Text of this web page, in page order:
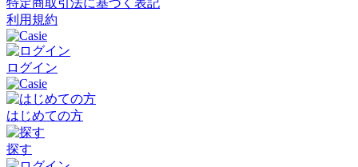
特定商取引法に基づく表記
利用規約
ログイン
はじめての方
探す